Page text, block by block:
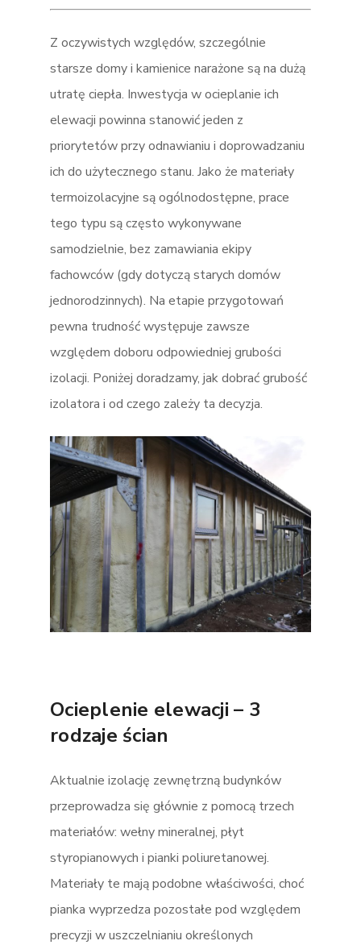
Z oczywistych względów, szczególnie
starsze domy i kamienice narażone są na dużą
utratę ciepła. Inwestycja w ocieplanie ich
elewacji powinna stanowić jeden z
priorytetów przy odnawianiu i doprowadzaniu
ich do użytecznego stanu. Jako że materiały
termoizolacyjne są ogólnodostępne, prace
tego typu są często wykonywane
samodzielnie, bez zamawiania ekipy
fachowców (gdy dotyczą starych domów
jednorodzinnych). Na etapie przygotowań
pewna trudność występuje zawsze
względem doboru odpowiedniej grubości
izolacji. Poniżej doradzamy, jak dobrać grubość
izolatora i od czego zależy ta decyzja.
Ocieplenie elewacji – 3
rodzaje ścian
Aktualnie izolację zewnętrzną budynków
przeprowadza się głównie z pomocą trzech
materiałów: wełny mineralnej, płyt
styropianowych i pianki poliuretanowej.
Materiały te mają podobne właściwości, choć
pianka wyprzedza pozostałe pod względem
precyzji w uszczelnianiu określonych